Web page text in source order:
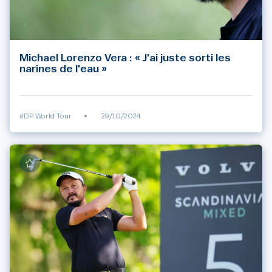
Michael Lorenzo Vera : « J'ai juste sorti les
narines de l'eau »
#DP World Tour • 29/10/2024